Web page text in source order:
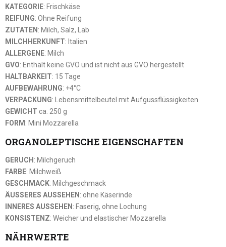
KATEGORIE: Frischkäse
REIFUNG: Ohne Reifung
ZUTATEN : Milch, Salz, Lab
MILCHHERKUNFT: Italien
ALLERGENE: Milch
GVO: Enthält keine GVO und ist nicht aus GVO hergestellt
HALTBARKEIT: 15 Tage
AUFBEWAHRUNG: +4°C
VERPACKUNG: Lebensmittelbeutel mit Aufgussflüssigkeiten
GEWICHT ca. 250 g
FORM : Mini Mozzarella
ORGANOLEPTISCHE EIGENSCHAFTEN
GERUCH : Milchgeruch
FARBE: Milchweiß
GESCHMACK: Milchgeschmack
ÄUSSERES AUSSEHEN : ohne Käserinde
INNERES AUSSEHEN : Faserig, ohne Lochung
KONSISTENZ: Weicher und elastischer Mozzarella
NÄHRWERTE